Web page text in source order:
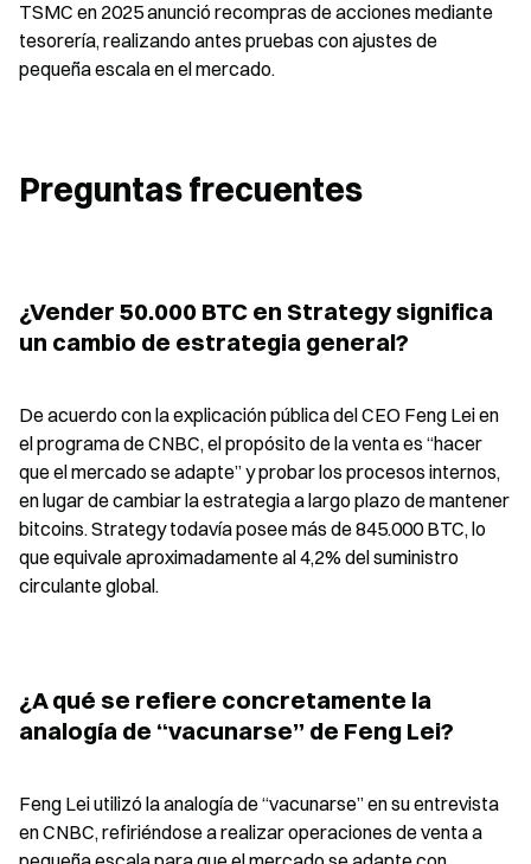
TSMC en 2025 anunció recompras de acciones mediante
tesorería, realizando antes pruebas con ajustes de
pequeña escala en el mercado.
Preguntas frecuentes
¿Vender 50.000 BTC en Strategy significa
un cambio de estrategia general?
De acuerdo con la explicación pública del CEO Feng Lei en
el programa de CNBC, el propósito de la venta es “hacer
que el mercado se adapte” y probar los procesos internos,
en lugar de cambiar la estrategia a largo plazo de mantener
bitcoins. Strategy todavía posee más de 845.000 BTC, lo
que equivale aproximadamente al 4,2% del suministro
circulante global.
¿A qué se refiere concretamente la
analogía de “vacunarse” de Feng Lei?
Feng Lei utilizó la analogía de “vacunarse” en su entrevista
en CNBC, refiriéndose a realizar operaciones de venta a